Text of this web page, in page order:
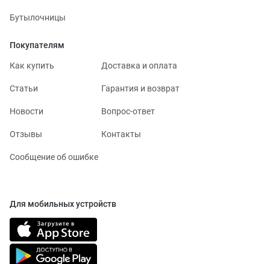
Бутылочницы
Покупателям
Как купить Доставка и оплата
Статьи Гарантия и возврат
Новости Вопрос-ответ
Отзывы Контакты
Сообщение об ошибке
Для мобильных устройств